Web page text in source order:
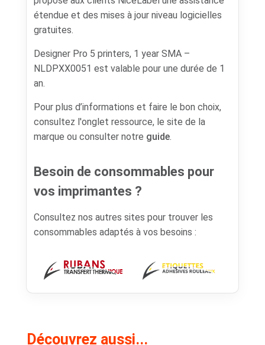
étendue et des mises à jour niveau logicielles
gratuites.
Designer Pro 5 printers, 1 year SMA –
NLDPXX0051 est valable pour une durée de 1
an.
Pour plus d’informations et faire le bon choix,
consultez l'onglet ressource, le site de la
marque ou consulter notre guide.
Besoin de consommables pour
vos imprimantes ?
Consultez nos autres sites pour trouver les
consommables adaptés à vos besoins :
Découvrez aussi...